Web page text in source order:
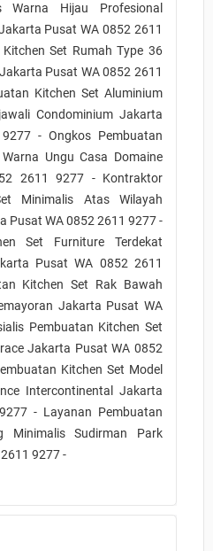
Warna Hijau Profesional
Pusat WA 0852 2611
Set Rumah Type 36
Pusat WA 0852 2611
Kitchen Set Aluminium
Condominium Jakarta
- Ongkos Pembuatan
Ungu Casa Domaine
2611 9277 - Kontraktor
Minimalis Atas Wilayah
Pusat WA 0852 2611 9277 -
Set Furniture Terdekat
Pusat WA 0852 2611
Kitchen Set Rak Bawah
Jakarta Pusat WA
Pembuatan Kitchen Set
Jakarta Pusat WA 0852
Kitchen Set Model
Intercontinental Jakarta
- Layanan Pembuatan
Minimalis Sudirman Park
9277 -